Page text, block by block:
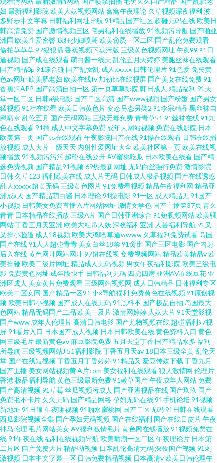
妇 最新福利影院 欧美人妖视频网站 窝窝午夜理论 久草视频深夜福利 波
多野步中文字幕 日韩福利网址导航 91精品国产社区 超碰无码在线欧美日
韩高清免费 国产激情视频三区宅男福利在线播放91视频污导航 国产啪亚
洲国 欧美性爱密臀疯狂少妇喷潮欧美肏屄一区二区 国产乱伦免费观看
偷拍草草草97狠狠插香蕉视频下载污版 三级黄色视频网址 午夜99 91日
逼视频 国产成在线观看萌白酱一线天 乱伦五月天婷婷 美腿丝袜在线观看
国产精品3p 91综合碰 国产乱女乱 成人xxxxx 日韩伦理片91色爱免费黄
色av网址 欧美肥老妇 欧美在线tv 加勒比在线视屏 国产美女在线免费91
香蕉污APP 国产高清自拍一区第一页草草影院 韩日成人 精品福利 91天
堂一区二区 日韩a级电影 国产二区高清 国产www视频 国产粉嫩 国产男女
猛视频91社在线看欧美日韩黄色片变态另态另类2 91李宗精品 黑丝袜自
慰喷水 乱伦五月 国产无码网站 三级无毒免费青青草51 91丝袜在线91九
色在线观看91插 成人中文字幕免费 成年人网站视频免费在线影院 日本
欧美第一页 国产ts在线观看午夜影院国产在线91操在线观看 日韩在线播
放视频 成人大片一级天天 内射性爱网址大全欧美社区第一页欧美在线视
频播放91视频污污污 超碰在线公开AV蜜桃吃瓜 日本欧美在线看 国产精
选免费视频 国产精品91视频69热最新网址 无码白丝强行免费激情影院
日韩 久草123 福利欧美在线 成人片无码 日韩成人极品视频 国产在线诱惑
乱人xxxxx 超黄无码 三级黄色图片91免费看视频精品午夜福利网 精品亚
洲成a人 国产精品萌白酱 日本理论91操电影91一区 成人精品无91国产
小视频 日韩美女免费直播A片网站网址 激情文学色 国产主播第37页青久
青青 日本精品在线播放 三级A片 国产日韩亚洲综合 91短视频网站欧美骚
网站丁香五月天亚洲 欧美大粗吊人妖 深夜福利亚洲 人兽福利导航 91叉
叉操小骚逼 成人18视频欧美大鸡吧草逼wwww 久草福利免费试看 岛国
国产在线91人人超碰青青 美女白丝18禁91肏比 国产三区电影 国产内射
后入在线黄色网址网站网址 97超在线视免费视频网站精品欧美精品v欧
美操碰欧美二级片网址 精品成人无码视频 男女午夜福利影院 欧美三级电
影免费黄色网址 成年版快手 日韩福利无码 四虎四房 亚洲AV在线豆花 亚
洲区成人 美女黄片免费观看 三级网站视频网 成人日韩精品 日韩福利专区
欧美二区女同 国产精品一区91 小x导航福利 免费黄色在线视频91原创视
频欧美日韩小视频 国产成人在线无码91黑料不 国产极品自拍 岛国最大
色网站精品无码国产二品 欧美一及片激情网婷婷 人妖大片91天堂影视
国产www 成年人伦理片高清日韩电影 国产尤物视频在线 超碰福利97视
屏91看片入口 日本国产成人视频 日本日韩欧美在线黄色资料入口 黄色
网三级毛片最新黄色av 麻豆影院免费五月天堂丁香 国产精品水多 福利
所导航 三级视频网站J 51福利影院 丁香五月天av 18日本三级全黄乱伦天
堂 国产在线短视频丁香五月丁香婷婷91精品又 爱豆传媒下载 丁香九月
国产主播 美女网站视频黄A片com 美女福利在线观看狼人激情网 伦理片
香港极品福利导航 黄色三级最新免费91嫩草国产午夜成年人网站免费
国产高清视频91草莓丝瓜视频污成人 国产亚洲视品在线 国产玖玖 国产
免费毛不卡片 久久无码 国产精品网络孕妇无码在线91手机论坛91视频
新地址 91日逼 午夜啪视频91啪水蜜桃网 国产二区无码91日韩在线观看
西瓜影院视频全集 国产孕妇无码视频 国产在线福利 国产在线日皮片午夜
神马伦理 毛片网站美女AV福利激情毛片黄色网在线播放91视频免费在
线91午夜在线福利在线视频导航 欧美喷潮一区二区午夜理论片 日本第
二片区 国产免费大片精品呦视频 日本乱伦高清无码深夜国产视频91刺
激视频 日本中文字幕一区 日韩免费精品视频 日本高清v欧美日韩伦理午